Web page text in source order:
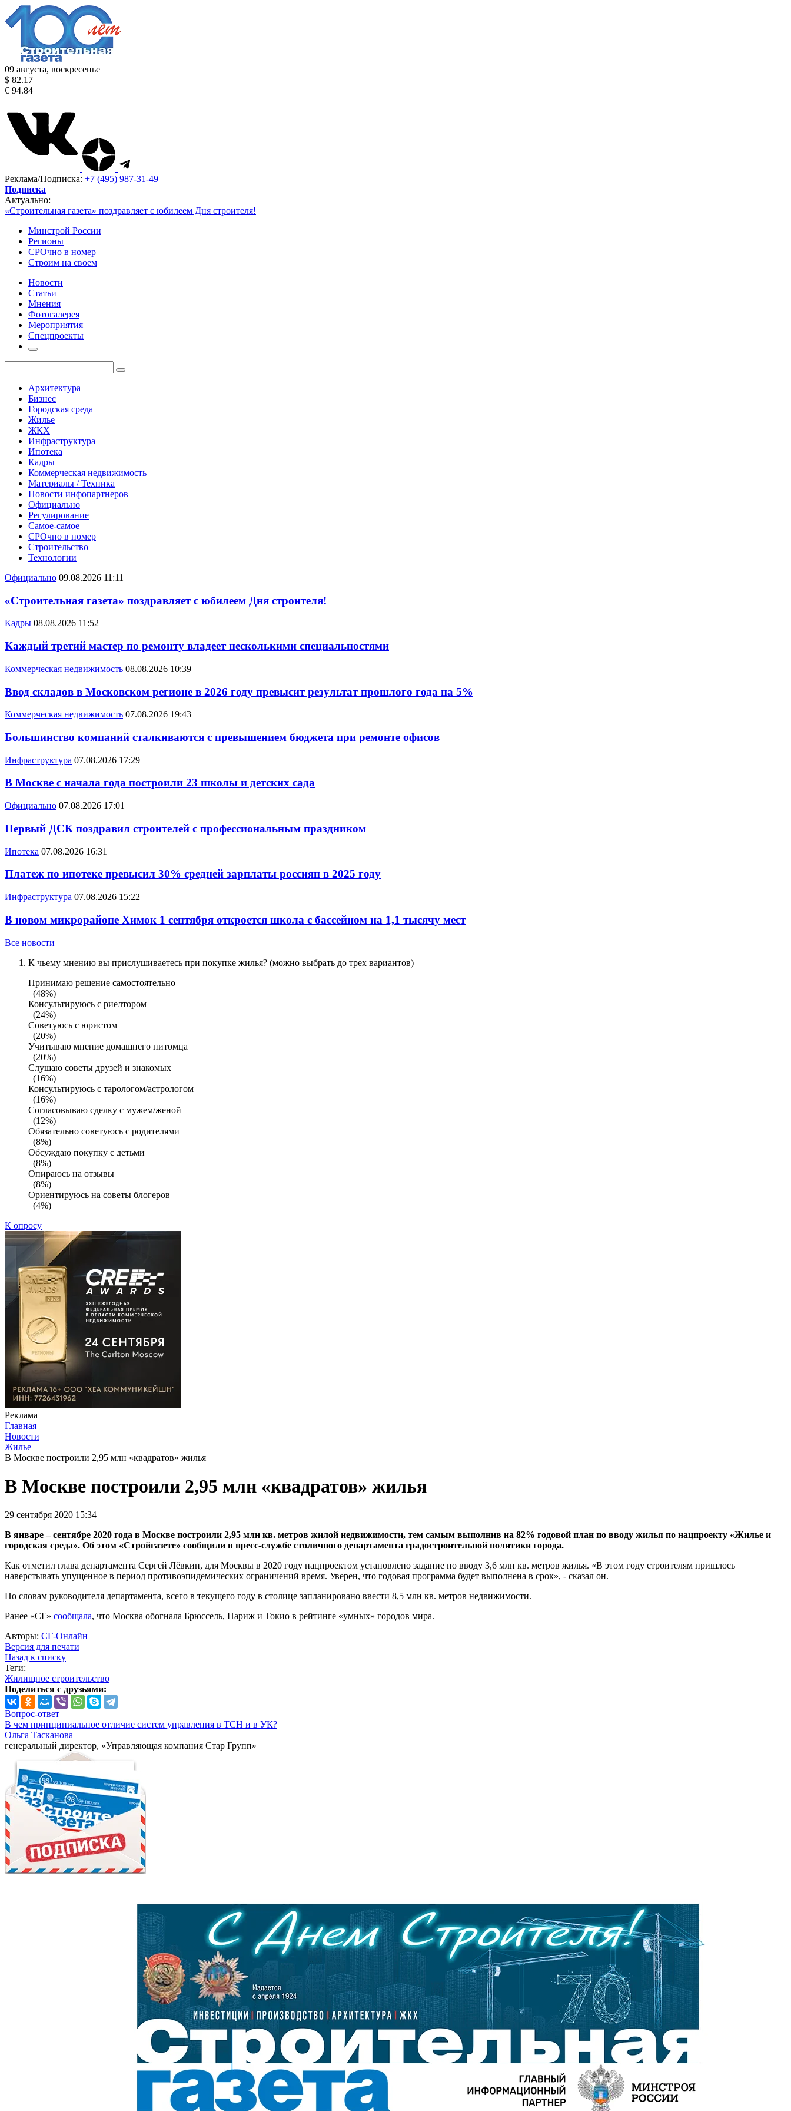
09 августа, воскресенье
$ 82.17
€ 94.84
Реклама/Подписка: +7 (495) 987-31-49
Подписка
Актуально:
«Строительная газета» поздравляет с юбилеем Дня строителя!
Минстрой России
Регионы
СРОчно в номер
Строим на своем
Новости
Статьи
Мнения
Фотогалерея
Мероприятия
Спецпроекты
Архитектура
Бизнес
Городская среда
Жилье
ЖКХ
Инфраструктура
Ипотека
Кадры
Коммерческая недвижимость
Материалы / Техника
Новости инфопартнеров
Официально
Регулирование
Самое-самое
СРОчно в номер
Строительство
Технологии
Официально 09.08.2026 11:11
«Строительная газета» поздравляет с юбилеем Дня строителя!
Кадры 08.08.2026 11:52
Каждый третий мастер по ремонту владеет несколькими специальностями
Коммерческая недвижимость 08.08.2026 10:39
Ввод складов в Московском регионе в 2026 году превысит результат прошлого года на 5%
Коммерческая недвижимость 07.08.2026 19:43
Большинство компаний сталкиваются с превышением бюджета при ремонте офисов
Инфраструктура 07.08.2026 17:29
В Москве с начала года построили 23 школы и детских сада
Официально 07.08.2026 17:01
Первый ДСК поздравил строителей с профессиональным праздником
Ипотека 07.08.2026 16:31
Платеж по ипотеке превысил 30% средней зарплаты россиян в 2025 году
Инфраструктура 07.08.2026 15:22
В новом микрорайоне Химок 1 сентября откроется школа с бассейном на 1,1 тысячу мест
Все новости
К чьему мнению вы прислушиваетесь при покупке жилья? (можно выбрать до трех вариантов)
Принимаю решение самостоятельно
(48%)
Консультируюсь с риелтором
(24%)
Советуюсь с юристом
(20%)
Учитываю мнение домашнего питомца
(20%)
Слушаю советы друзей и знакомых
(16%)
Консультируюсь с тарологом/астрологом
(16%)
Согласовываю сделку с мужем/женой
(12%)
Обязательно советуюсь с родителями
(8%)
Обсуждаю покупку с детьми
(8%)
Опираюсь на отзывы
(8%)
Ориентируюсь на советы блогеров
(4%)
К опросу
Реклама
Главная
Новости
Жилье
В Москве построили 2,95 млн «квадратов» жилья
В Москве построили 2,95 млн «квадратов» жилья
29 сентября 2020 15:34
В январе – сентябре 2020 года в Москве построили 2,95 млн кв. метров жилой недвижимости, тем самым выполнив на 82% годовой план по вводу жилья по нацпроекту «Жилье и
городская среда». Об этом «Стройгазете» сообщили в пресс-службе столичного департамента градостроительной политики города.
Как отметил глава департамента Сергей Лёвкин, для Москвы в 2020 году нацпроектом установлено задание по вводу 3,6 млн кв. метров жилья. «В этом году строителям пришлось
наверстывать упущенное в период противоэпидемических ограничений время. Уверен, что годовая программа будет выполнена в срок», - сказал он.
По словам руководителя департамента, всего в текущего году в столице запланировано ввести 8,5 млн кв. метров недвижимости.
Ранее «СГ» сообщала, что Москва обогнала Брюссель, Париж и Токио в рейтинге «умных» городов мира.
Авторы: СГ-Онлайн
Версия для печати
Назад к списку
Теги:
Жилищное строительство
Поделиться с друзьями:
Вопрос-ответ
В чем принципиальное отличие систем управления в ТСН и в УК?
Ольга Тасканова
генеральный директор, «Управляющая компания Стар Групп»